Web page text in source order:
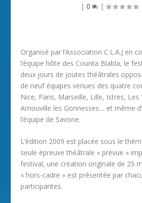
| 0 |
Organisé par l’Association C.L.A.J en
l’équipe hôte des Counta Blabla, le
deux jours de joutes théâtrales
de neuf équipes venues des quatre
Nice, Paris, Marseille, Lille, Istres, Les
Arnouville les Gonnesses… et même
l’équipe de Savone.
L’édition 2009 est placée sous le
seule épreuve théâtrale « prévue »
festival, une création originale de 25
« hors-cadre » est présentée par
participantes.